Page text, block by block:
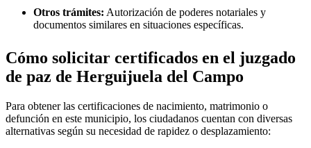
Otros trámites: Autorización de poderes notariales y
documentos similares en situaciones específicas.
Cómo solicitar certificados en el juzgado
de paz de Herguijuela del Campo
Para obtener las certificaciones de nacimiento, matrimonio o
defunción en este municipio, los ciudadanos cuentan con diversas
alternativas según su necesidad de rapidez o desplazamiento: